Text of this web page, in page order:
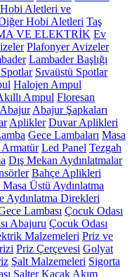
Hobi Aletleri ve
Hobi Aletleri Taş
VE ELEKTRİK Ev
Plafonyer Avizeler
Lambader Başlığı
Sıvaüstü Spotlar
Halojen Ampul
Ampul Floresan
Abajur Abajur Şapkaları
Aplikler Duvar Aplikleri
Gece Lambaları Masa
Led Panel Tezgah
Dış Mekan Aydınlatmalar
Bahçe Aplikleri
Üstü Aydınlatma
Aydınlatma Direkleri
Lambası Çocuk Odası
Abajuru Çocuk Odası
Malzemeleri Priz ve
Priz Çerçevesi Golyat
Şalt Malzemeleri Sigorta
Şalter Kaçak Akım